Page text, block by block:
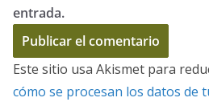
entrada.
Este sitio usa Akismet para
cómo se procesan los datos de